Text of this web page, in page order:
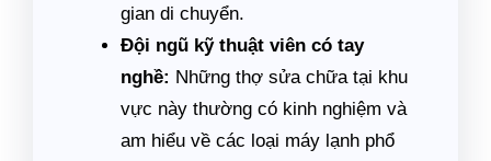
gian di chuyển.
Đội ngũ kỹ thuật viên có tay
nghề: Những thợ sửa chữa tại khu
vực này thường có kinh nghiệm và
am hiểu về các loại máy lạnh phổ